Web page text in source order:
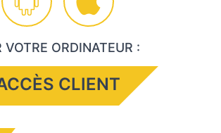
VOTRE ORDINATEUR :
CLIENT